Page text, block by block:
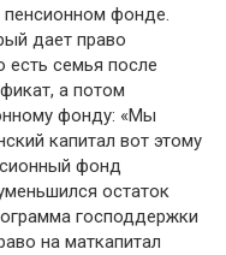
фонде.
дает право
есть семья после
а потом
фонду: «Мы
капитал вот этому
фонд
остаток
господдержки
на маткапитал